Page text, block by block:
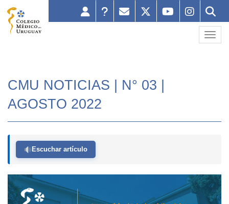
CMU NOTICIAS | N° 03 |
AGOSTO 2022
Escuchar artículo